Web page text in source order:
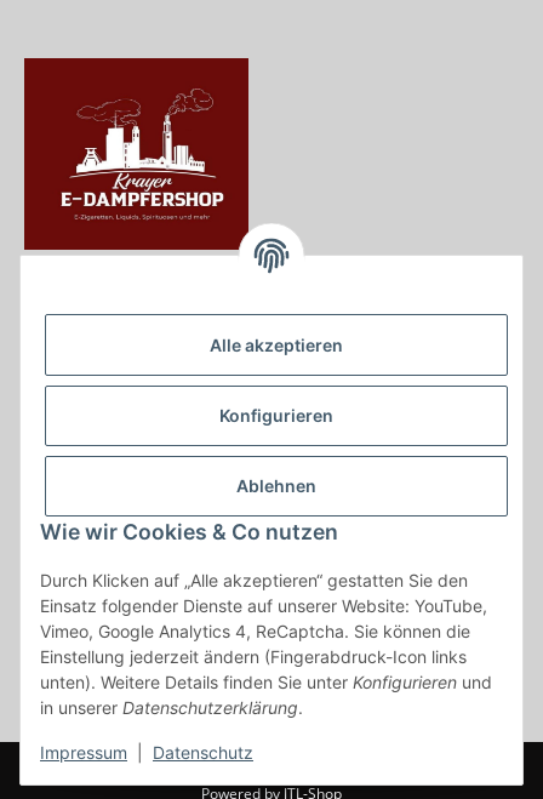
Alle akzeptieren
Konfigurieren
Ablehnen
Wie wir Cookies & Co nutzen
Durch Klicken auf „Alle akzeptieren“ gestatten Sie den
Einsatz folgender Dienste auf unserer Website: YouTube,
Vimeo, Google Analytics 4, ReCaptcha. Sie können die
Einstellung jederzeit ändern (Fingerabdruck-Icon links
unten). Weitere Details finden Sie unter Konfigurieren und
in unserer Datenschutzerklärung.
Impressum Datenschutz
Krayerstraße 249
Tel.:0201555402
info@krayer-edampfer-shop.de
Gesetzliche Informationen
Informationen
Vertrag widerrufen
* Alle Preise inkl. gesetzlicher USt., zzgl.Versand
* gilt für Lieferungen innerhalb Deutschlands, Lieferzeiten für andere
Länder entnehmen Sie bitte der Schaltfläche mit den
Versandinformationen
Powered by JTL-Shop